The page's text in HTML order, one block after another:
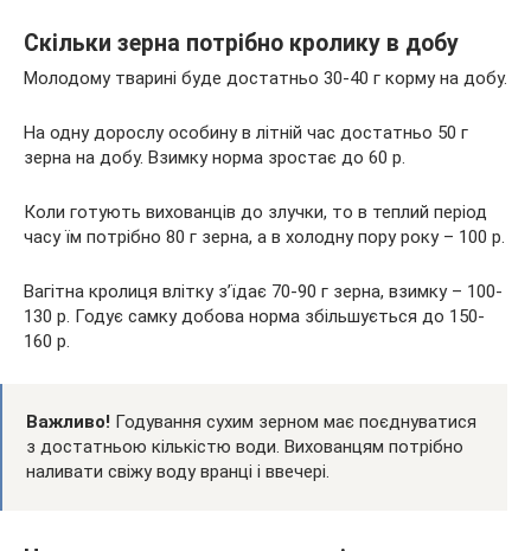
Скільки зерна потрібно кролику в добу
Молодому тварині буде достатньо 30-40 г корму на добу.
На одну дорослу особину в літній час достатньо 50 г
зерна на добу. Взимку норма зростає до 60 р.
Коли готують вихованців до злучки, то в теплий період
часу їм потрібно 80 г зерна, а в холодну пору року – 100 р.
Вагітна кролиця влітку з’їдає 70-90 г зерна, взимку – 100-
130 р. Годує самку добова норма збільшується до 150-
160 р.
Важливо! Годування сухим зерном має поєднуватися
з достатньою кількістю води. Вихованцям потрібно
наливати свіжу воду вранці і ввечері.